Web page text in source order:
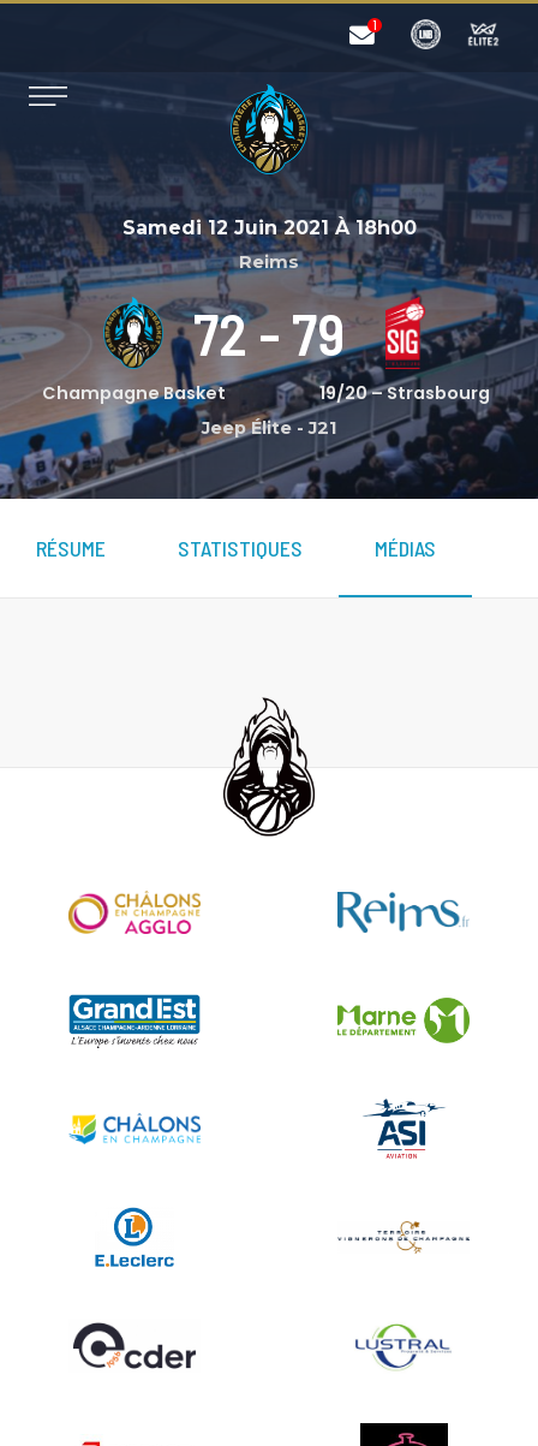
Samedi 12 Juin 2021 À 18h00
Reims
Champagne Basket
72- 79
19/20 – Strasbourg
Jeep Élite-J21
RÉSUME STATISTIQUES MÉDIAS